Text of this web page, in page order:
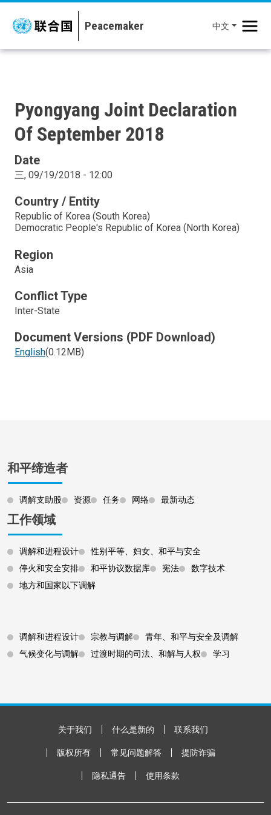
移至主內容
中文
Pyongyang Joint Declaration
Of September 2018
Date
三, 09/19/2018 - 12:00
Country / Entity
Republic of Korea (South Korea)
Democratic People's Republic of Korea (North Korea)
Region
Asia
Conflict Type
Inter-State
Document Versions (PDF Download)
English(0.12MB)
和平缔造者
调解支助股 资源 任务 网络 最新动态
工作领域
调解和进程设计
性别平等、妇女、和平与安全
停火和安全安排
和平协议数据库 宪法
数字技术
地方和国家以下调解
Footer 3
调解和进程设计 宗教与调解
青年、和平与安全及调解
气候变化与调解
过渡时期的司法、和解与人权 学习
Footer Bottom
关于我们 什么是新的 联系我们
版权所有 常见问题解答 提防诈骗
隐私通告 使用条款